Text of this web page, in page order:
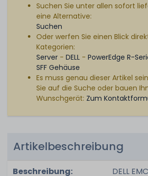
Suchen Sie unter allen sofort
eine Alternative:
Suchen
Oder werfen Sie einen Blick
Kategorien:
Server- DELL- PowerEdge R-
SFF Gehäuse
Es muss genau dieser Artikel
Sie auf die Suche oder bauen
Wunschgerät: Zum
Artikelbeschreibung
Beschreibung:
DELL